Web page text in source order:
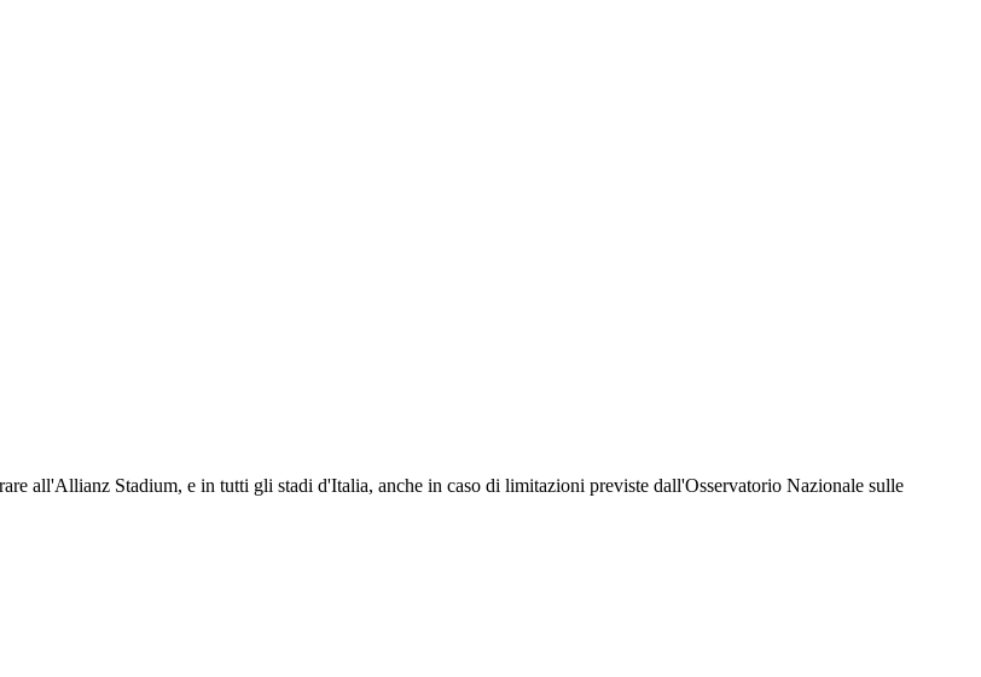
all'Allianz Stadium, e in tutti gli stadi d'Italia, anche in caso di limitazioni previste dall'Osservatorio Nazionale sulle